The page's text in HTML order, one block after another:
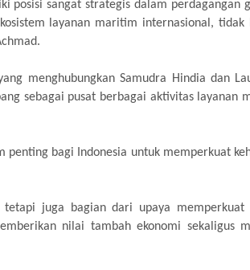
sangat strategis dalam perdagangan
layanan maritim internasional,
menghubungkan Samudra Hindia dan
sebagai pusat berbagai aktivitas
bagi Indonesia untuk memperkuat
tetapi juga bagian dari upaya
nilai tambah ekonomi sekaligus